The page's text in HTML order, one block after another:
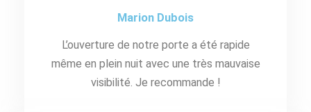
Marion Dubois
L’ouverture de notre porte a été rapide
même en plein nuit avec une très mauvaise
visibilité. Je recommande !